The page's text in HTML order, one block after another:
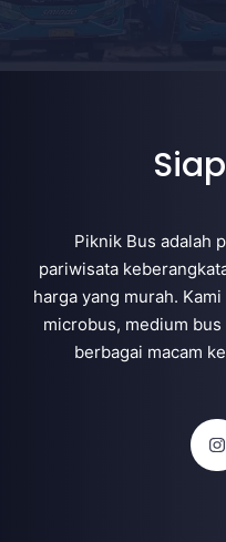
Piknik Bus adalah
pariwisata
harga yang murah.
microbus, medium
berbagai macam